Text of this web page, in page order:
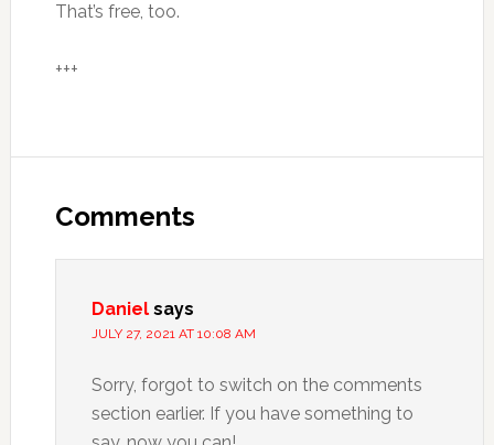
That’s free, too.
+++
Comments
Daniel says
JULY 27, 2021 AT 10:08 AM
Sorry, forgot to switch on the comments
section earlier. If you have something to